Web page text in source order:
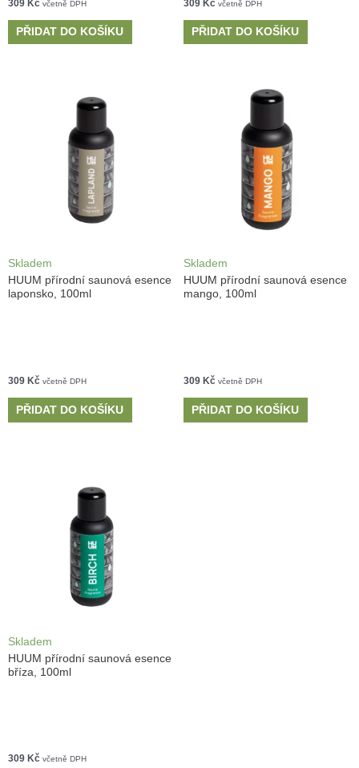
309 Kč včetně DPH
PŘIDAT DO KOŠÍKU
309 Kč včetně DPH
PŘIDAT DO KOŠÍKU
Skladem
HUUM přírodní saunová esence
laponsko, 100ml
309 Kč včetně DPH
PŘIDAT DO KOŠÍKU
Skladem
HUUM přírodní saunová esence
mango, 100ml
309 Kč včetně DPH
PŘIDAT DO KOŠÍKU
Skladem
HUUM přírodní saunová esence
bříza, 100ml
309 Kč včetně DPH